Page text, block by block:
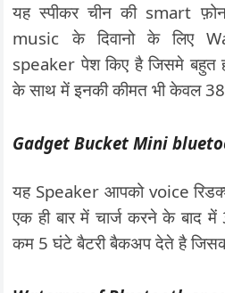
यह स्पीकर चीन की smart
music के दिवानो के लिए
speaker पेश किए है जिसमे बहुत
के साथ में इनकी कीमत भी केवल
Gadget Bucket Mini
यह Speaker आपको voice
एक ही बार में चार्ज करने के बाद
कम 5 घंटे बैटरी बैकअप देते है